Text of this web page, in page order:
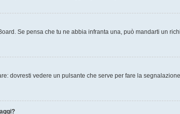
Se pensa che tu ne abbia infranta una, può mandarti un
dovresti vedere un pulsante che serve per fare la